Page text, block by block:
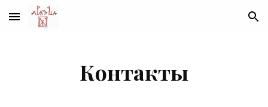
Skip to main content Skip to navigation
Контакты